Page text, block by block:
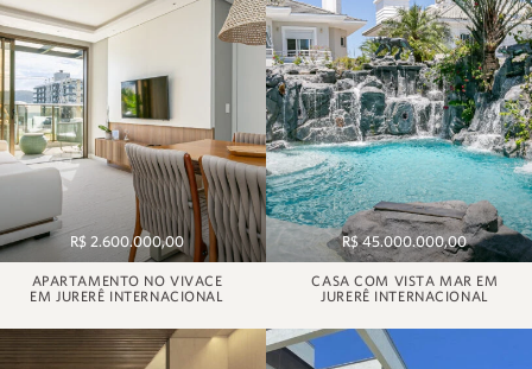
R$ 2.600.000,00
APARTAMENTO NO VIVACE
EM JURERÊ INTERNACIONAL
R$ 45.000.000,00
CASA COM VISTA MAR EM
JURERÊ INTERNACIONAL